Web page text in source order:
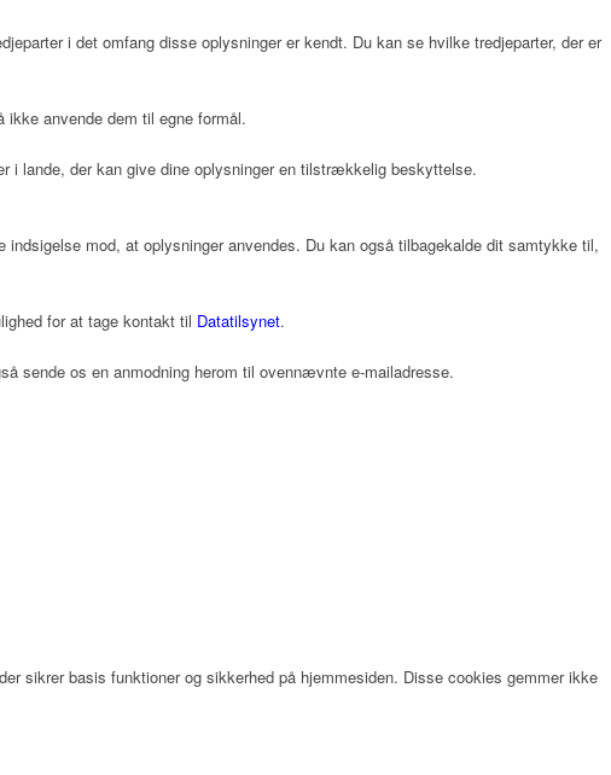
i det omfang disse oplysninger er kendt. Du kan se hvilke tredjeparter, der er
ikke anvende dem til egne formål.
i lande, der kan give dine oplysninger en tilstrækkelig beskyttelse.
mod, at oplysninger anvendes. Du kan også tilbagekalde dit samtykke til,
for at tage kontakt til Datatilsynet.
sende os en anmodning herom til ovennævnte e-mailadresse.
sikrer basis funktioner og sikkerhed på hjemmesiden. Disse cookies gemmer ikke